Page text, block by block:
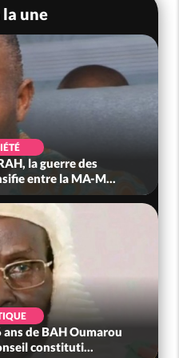
la une
la guerre des
entre la MA-M...
ans de BAH Oumarou
constituti...